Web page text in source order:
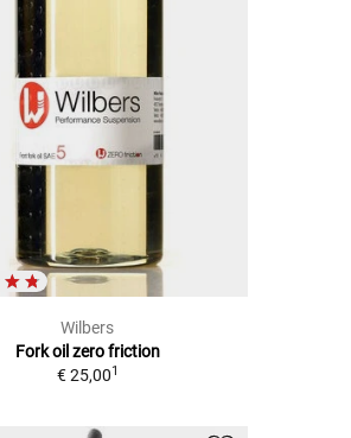
Wilbers
Fork oil zero friction
€ 25,001